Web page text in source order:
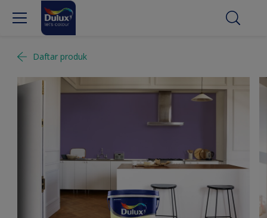
Daftar produk